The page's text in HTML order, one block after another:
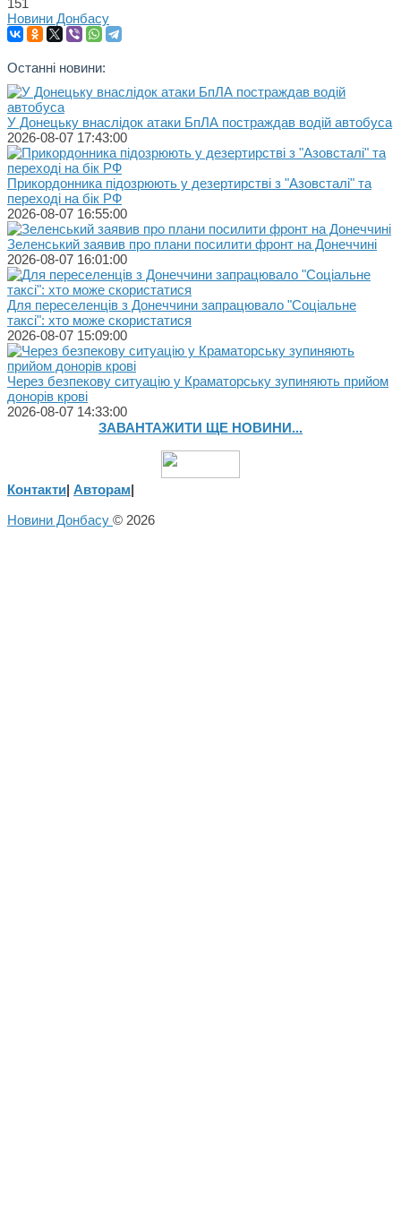
Новини Донбасу
Останні новини:
У Донецьку внаслідок атаки БпЛА постраждав водій автобуса
2026-08-07 17:43:00
Прикордонника підозрюють у дезертирстві з "Азовсталі" та
переході на бік РФ
2026-08-07 16:55:00
Зеленський заявив про плани посилити фронт на Донеччині
2026-08-07 16:01:00
Для переселенців з Донеччини запрацювало "Соціальне
таксі": хто може скористатися
2026-08-07 15:09:00
Через безпекову ситуацію у Краматорську зупиняють прийом
донорів крові
2026-08-07 14:33:00
ЗАВАНТАЖИТИ ЩЕ НОВИНИ...
Контакти| Авторам|
Новини Донбасу © 2026